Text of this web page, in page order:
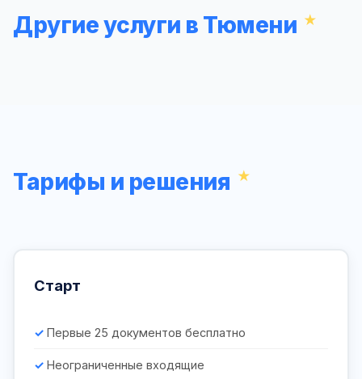
Другие услуги в Тюмени
Тарифы и решения
Старт
Первые 25 документов бесплатно
Неограниченные входящие